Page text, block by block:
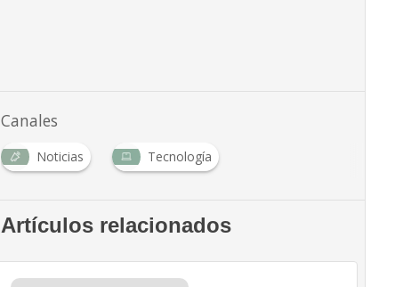
Canales
Noticias Tecnología
Artículos relacionados